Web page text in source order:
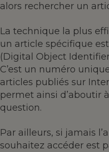
alors rechercher un
La technique la plus
un article spécifique
(Digital Object
C’est un numéro
articles publiés sur
permet ainsi d’aboutir
question.
Par ailleurs, si jamais
souhaitez accéder est